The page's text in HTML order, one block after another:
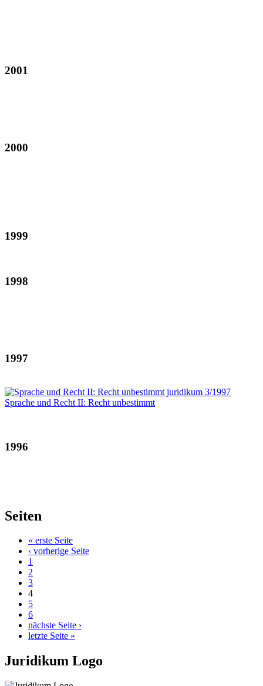
2001
2000
1999
1998
1997
1996
Seiten
« erste Seite
‹ vorherige Seite
1
2
3
4
5
6
nächste Seite ›
letzte Seite »
Juridikum Logo